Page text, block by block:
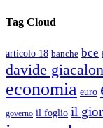
Tag Cloud
articolo 18 banche bce
davide
economia euro
governo il foglio il